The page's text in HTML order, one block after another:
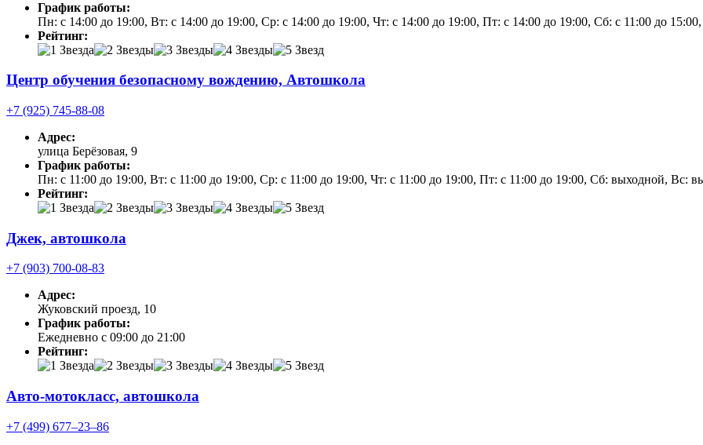
График работы:
Пн: с 14:00 до 19:00, Вт: с 14:00 до 19:00, Ср: с 14:00 до 19:00, Чт: с 14:00 до 19:00, Пт: с 14:00 до 19:00, Сб: с 11:00 до
Рейтинг:
Центр обучения безопасному вождению, Автошкола
+7 (925) 745-88-08
Адрес:
улица Берёзовая, 9
График работы:
Пн: с 11:00 до 19:00, Вт: с 11:00 до 19:00, Ср: с 11:00 до 19:00, Чт: с 11:00 до 19:00, Пт: с 11:00 до 19:00, Сб: выходной, Вс:
Рейтинг:
Джек, автошкола
+7 (903) 700-08-83
Адрес:
Жуковский проезд, 10
График работы:
Ежедневно с 09:00 до 21:00
Рейтинг:
Авто-мотокласс, автошкола
+7 (499) 677‒23‒86